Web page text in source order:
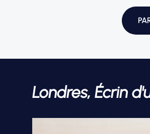
Londres, Écrin